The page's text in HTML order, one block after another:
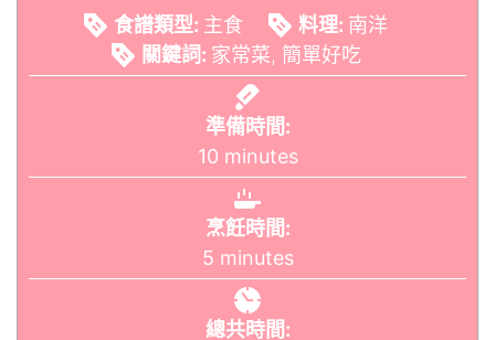
食譜類型: 主食 料理: 南洋
關鍵詞: 家常菜, 簡單好吃
準備時間:
10 minutes
烹飪時間:
5 minutes
總共時間: